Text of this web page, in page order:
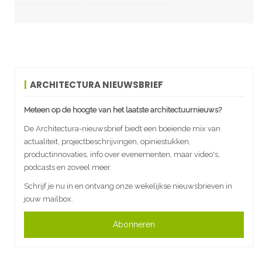
ARCHITECTURA NIEUWSBRIEF
Meteen op de hoogte van het laatste architectuurnieuws?
De Architectura-nieuwsbrief biedt een boeiende mix van
actualiteit, projectbeschrijvingen, opiniestukken,
productinnovaties, info over evenementen, maar video's,
podcasts en zoveel meer.
Schrijf je nu in en ontvang onze wekelijkse nieuwsbrieven in
jouw mailbox.
Abonneren